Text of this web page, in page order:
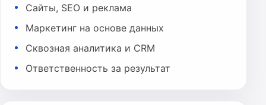
Сайты, SEO и реклама
Маркетинг на основе данных
Сквозная аналитика и CRM
Ответственность за результат